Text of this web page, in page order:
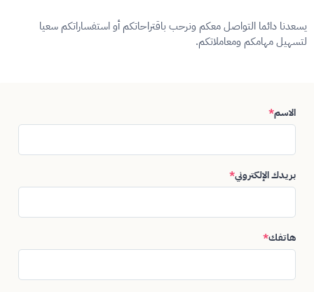
يسعدنا دائما التواصل معكم ونرحب باقتراحاتكم أو استفساراتكم سعيا
لتسهيل مهامكم ومعاملاتكم.
الاسم*
بريدك الإلكتروني*
هاتفك*